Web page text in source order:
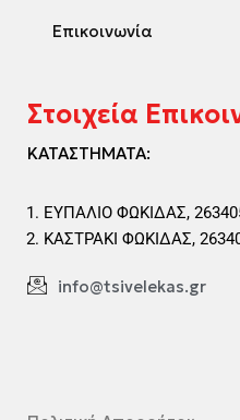
Επικοινωνία
Στοιχεία
ΚΑΤΑΣΤΗΜΑΤΑ:
ΕΥΠΑΛΙΟ ΦΩΚΙΔΑΣ,
ΚΑΣΤΡΑΚΙ ΦΩΚΙΔΑΣ,
info@tsivelekas.gr